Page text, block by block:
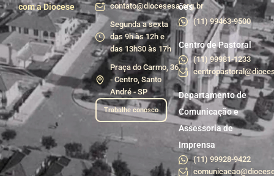
com a Diocese
contato@diocesesa.org.br
Segunda a sexta
das 9h às 12h e
das 13h30 às 17h
Praça do Carmo, 36
- Centro, Santo
André - SP
Trabalhe conosco
ões
(11) 99463-9500
Centro de Pastoral
(11) 99981-1233
Departamento de
Comunicação e
Assessoria de
Imprensa
(11) 99928-9422